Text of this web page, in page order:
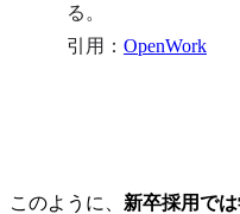
る。
引用： OpenWork
このように、 新卒採用で